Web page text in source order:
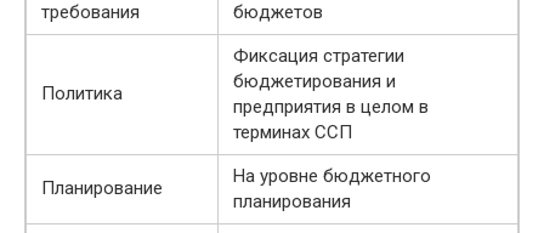
требования
бюджетов
Политика
Фиксация стратегии
бюджетирования и
предприятия в целом в
терминах ССП
Планирование
На уровне бюджетного
планирования